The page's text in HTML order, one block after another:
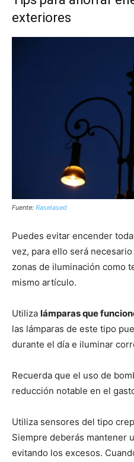
exteriores
Fuente: Raselased
Puedes evitar encender
vez, para ello será
zonas de iluminación como
mismo artículo.
Utiliza lámparas que
las lámparas de este tipo
durante el día e iluminar
Recuerda que el uso de
reducción notable en el
Utiliza sensores del tipo
Siempre deberás mantener
evitando los excesos.